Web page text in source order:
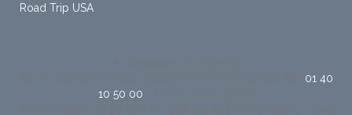
Road Trip USA
01 40
10 50 00